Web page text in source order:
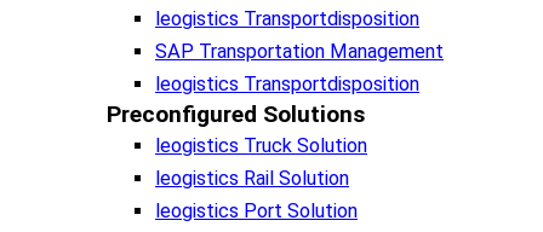
leogistics Transportdisposition
SAP Transportation Management
leogistics Transportdisposition
Preconfigured Solutions
leogistics Truck Solution
leogistics Rail Solution
leogistics Port Solution